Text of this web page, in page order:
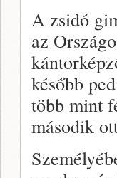
A zsidó
az
később
több mint
második